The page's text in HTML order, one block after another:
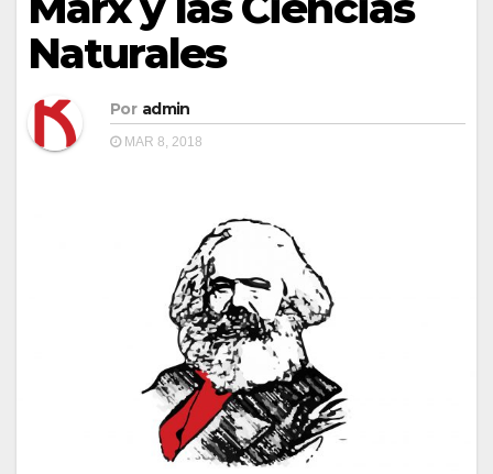
Naturales
Por admin
MAR 8, 2018